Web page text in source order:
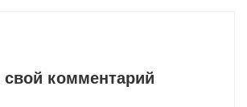
свой комментарий